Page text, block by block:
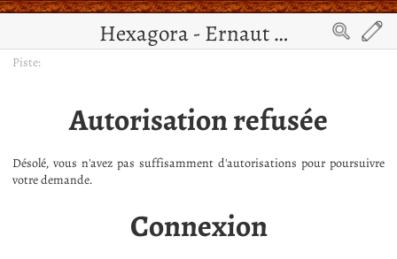
Hexagora - Ernaut de Jérusalem
Piste:
Autorisation refusée
Désolé, vous n'avez pas suffisamment d'autorisations pour poursuivre
votre demande.
Connexion